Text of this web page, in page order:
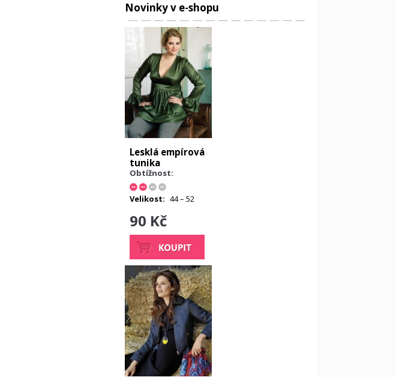
Novinky v e-shopu
Lesklá empírová
tunika
Obtížnost:
Velikost: 44 – 52
90 Kč